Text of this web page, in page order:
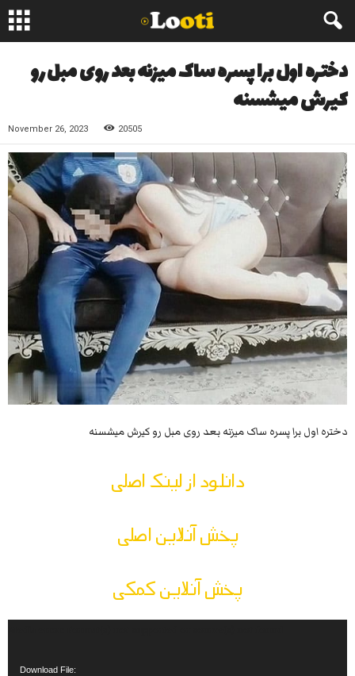
دختره اول برا پسره ساک میزنه بعد روی مبل رو
کیرش میشسنه
November 26, 2023 20505
دختره اول برا پسره ساک میزنه بعد روی مبل رو کیرش میشسنه
دانلود از لینک اصلی
پخش آنلاین اصلی
پخش آنلاین کمکی
Download File: